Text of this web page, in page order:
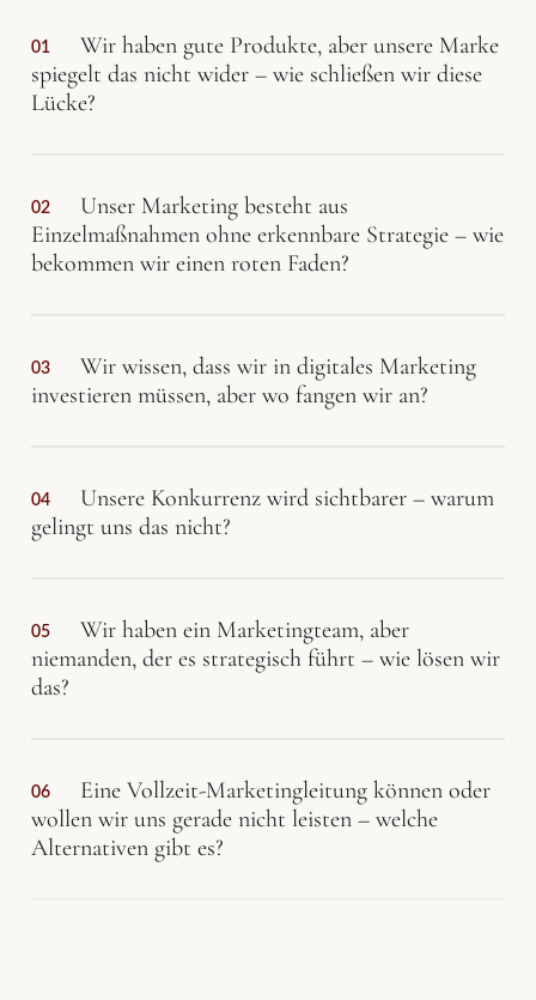
01
Wir haben gute Produkte, aber unsere Marke
spiegelt das nicht wider – wie schließen wir diese
Lücke?
02
Unser Marketing besteht aus
Einzelmaßnahmen ohne erkennbare Strategie – wie
bekommen wir einen roten Faden?
03
Wir wissen, dass wir in digitales Marketing
investieren müssen, aber wo fangen wir an?
04
Unsere Konkurrenz wird sichtbarer – warum
gelingt uns das nicht?
05
Wir haben ein Marketingteam, aber
niemanden, der es strategisch führt – wie lösen wir
das?
06
Eine Vollzeit-Marketingleitung können oder
wollen wir uns gerade nicht leisten – welche
Alternativen gibt es?